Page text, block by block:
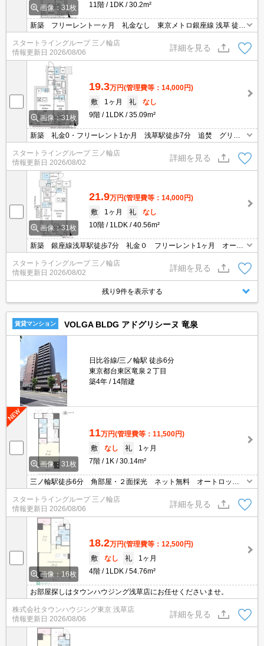
画像：31枚
11階
1DK 30.2m²
新築 フリーレント一ヶ月 礼金なし 東京メトロ銀座線 浅草 徒歩
7分 二口コンログリル付き WIC
スタートライングループ 三ノ輪店
情報更新日 2026/08/06
詳細を見る
画像：31枚
19.3万円(管理費等：14,000円)
敷
1ヶ月 礼
なし
9階
1LDK 35.09m²
新築 礼金0・フリーレント1か月 浅草駅徒歩7分 追焚 グリ
ル 浴室乾燥 宅配ロッカー オートロック
スタートライングループ 三ノ輪店
情報更新日 2026/08/02
詳細を見る
画像：31枚
21.9万円(管理費等：14,000円)
敷
1ヶ月 礼
なし
10階
1LDK 40.56m²
新築 銀座線浅草駅徒歩7分 礼金０ フリーレント1ヶ月 オート
ロック 宅配ボックス グリル付きコンロ
スタートライングループ 三ノ輪店
情報更新日 2026/08/02
詳細を見る
残り9件を表示する
賃貸マンション VOLGA BLDG アドグリシーヌ 竜泉
日比谷線/三ノ輪駅 徒歩6分
東京都台東区竜泉２丁目
築4年
14階建
画像：31枚
11万円(管理費等：11,500円)
敷
なし 礼
1ヶ月
7階
1K 30.14m²
三ノ輪駅徒歩6分 角部屋・２面採光 ネット無料 オートロッ
ク 浴室乾燥機 独立洗面台 温水洗浄便座
スタートライングループ 三ノ輪店
情報更新日 2026/08/06
詳細を見る
画像：16枚
18.2万円(管理費等：12,500円)
敷
なし 礼
1ヶ月
4階
1LDK 54.76m²
お部屋探しはタウンハウジング浅草店にお任せくださいませ。
株式会社タウンハウジング東京 浅草店
情報更新日 2026/08/06
詳細を見る